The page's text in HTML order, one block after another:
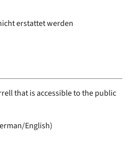
erstattet werden
that is accessible to the public
English)